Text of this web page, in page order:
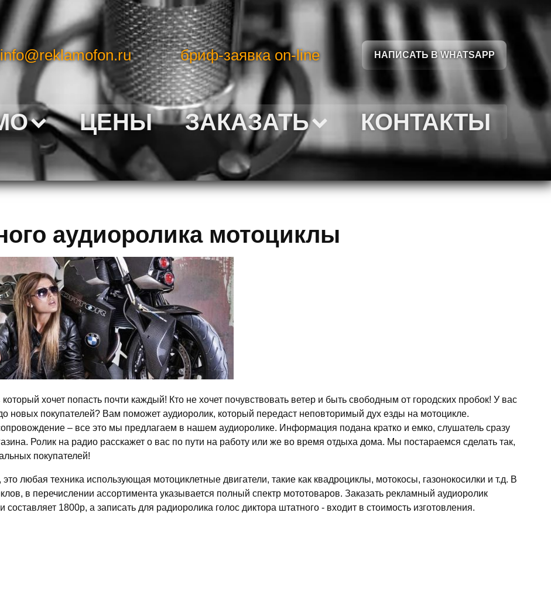
info@reklamofon.ru бриф-заявка on-line НАПИСАТЬ В WHATSAPP
ЦЕНЫ ЗАКАЗАТЬ КОНТАКТЫ
аудиоролика мотоциклы
хочет попасть почти каждый! Кто не хочет почувствовать ветер и быть свободным от городских пробок! У вас
новых покупателей? Вам поможет аудиоролик, который передаст неповторимый дух езды на мотоцикле.
– все это мы предлагаем в нашем аудиоролике. Информация подана кратко и емко, слушатель сразу
Ролик на радио расскажет о вас по пути на работу или же во время отдыха дома. Мы постараемся сделать так,
покупателей!
любая техника использующая мотоциклетные двигатели, такие как квадроциклы, мотокосы, газонокосилки и т.д. В
в перечислении ассортимента указывается полный спектр мототоваров. Заказать рекламный аудиоролик
1800р, а записать для радиоролика голос диктора штатного - входит в стоимость изготовления.